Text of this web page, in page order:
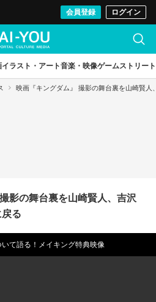
会員登録 ログイン
イラスト・アート音楽・映像ゲームストリート
映画『キングダム』 撮影の舞台裏を山崎賢人
影の舞台裏を山崎賢人、吉沢
る
て語る！メイキング特典映像